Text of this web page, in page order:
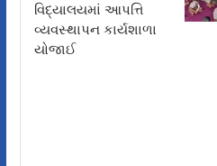
વિદ્યાલયમાં આપત્તિ
વ્યવસ્થાપન કાર્યશાળા
યોજાઈ